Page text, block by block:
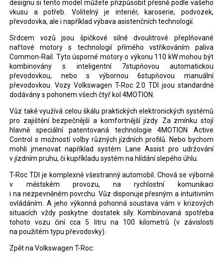
designu si tento model můžete přizpůsobit přesně podle vašeho
vkusu a potřeb. Volitelný je interiér, karoserie, podvozek,
převodovka, ale i například výbava asistenčních technologií.
Srdcem vozů jsou špičkové silné dvoulitrové přeplňované
naftové motory s technologií přímého vstřikováním paliva
Common-Rail. Tyto úsporné motory o výkonu 110 kW mohou být
kombinovány s inteligentní 7stupňovou automatickou
převodovkou, nebo s výbornou 6stupňovou manuální
převodovkou. Vozy Volkswagen T-Roc 2.0 TDI jsou standardně
dodávány s pohonem všech čtyř kol 4MOTION.
Vůz také využívá celou škálu praktických elektronických systémů
pro zajištění bezpečnější a komfortnější jízdy. Za zmínku stojí
hlavně speciální patentovaná technologie 4MOTION Active
Control s možností volby různých jízdních profilů. Nebo bychom
mohli jmenovat například systém Lane Assist pro udržování
v jízdním pruhu, či kupříkladu systém na hlídání slepého úhlu.
T-Roc TDI je komplexně všestranný automobil. Chová se výborně
v městském provozu, na rychlostní komunikaci
i na nezpevněném povrchu. Vůz disponuje přesným a intuitivním
ovládáním. A jeho výkonná pohonná soustava vám v krizových
situacích vždy poskytne dostatek síly. Kombinovaná spotřeba
tohoto vozu činí cca 5 litru na 100 kilometrů (v závislosti
na použitém typu převodovky).
Zpět na Volkswagen T-Roc: